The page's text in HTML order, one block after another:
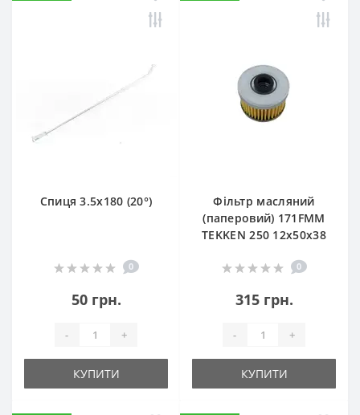
Спиця 3.5х180 (20°)
0
50 грн.
- +
КУПИТИ
Фільтр масляний
(паперовий) 171FMM
TEKKEN 250 12х50х38
0
315 грн.
- +
КУПИТИ